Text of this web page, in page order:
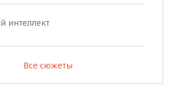
интеллект
Все сюжеты